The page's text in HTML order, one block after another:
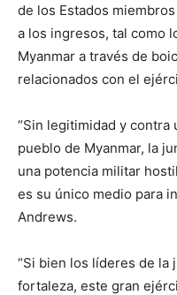
de los Estados
a los ingresos, tal como
Myanmar a través de
relacionados con el
“Sin legitimidad y contra
pueblo de Myanmar, la
una potencia militar
es su único medio para
Andrews.
“Si bien los líderes de la
fortaleza, este gran